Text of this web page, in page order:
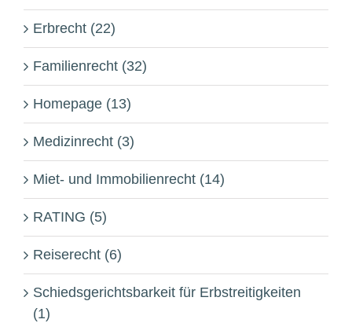
Erbrecht (22)
Familienrecht (32)
Homepage (13)
Medizinrecht (3)
Miet- und Immobilienrecht (14)
RATING (5)
Reiserecht (6)
Schiedsgerichtsbarkeit für Erbstreitigkeiten
(1)